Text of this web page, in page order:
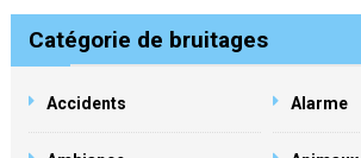
Catégorie de bruitages
Accidents Alarme